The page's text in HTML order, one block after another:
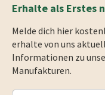
Erhalte als Erstes
Melde dich hier
erhalte von uns
Informationen zu
Manufakturen.